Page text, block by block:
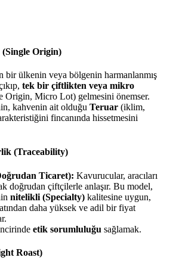
Origin)
bir ülkenin veya bölgenin harmanlanmış
tek bir çiftlikten veya mikro
Origin, Micro Lot) gelmesini önemser.
kahvenin ait olduğu Teruar (iklim,
fincanında hissetmesini
(Traceability)
Ticaret): Kavurucular, aracıları
doğrudan çiftçilerle anlaşır. Bu model,
nitelikli (Specialty) kalitesine uygun,
daha yüksek ve adil bir fiyat
etik sorumluluğu sağlamak.
Roast)